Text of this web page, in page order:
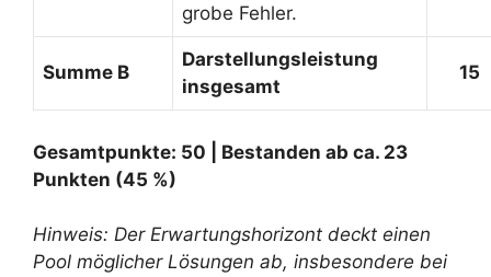
grobe Fehler.
Summe B
Darstellungsleistung
insgesamt
15
Gesamtpunkte: 50 | Bestanden ab ca. 23
Punkten (45 %)
Hinweis: Der Erwartungshorizont deckt einen
Pool möglicher Lösungen ab, insbesondere bei